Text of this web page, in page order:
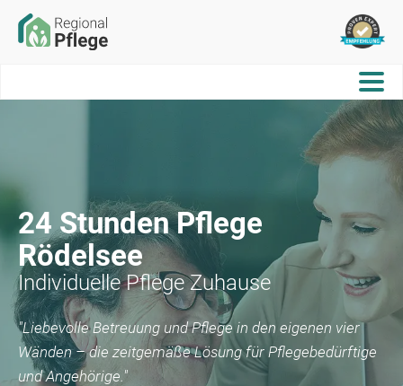
24 Stunden Pflege
Rödelsee
Individuelle Pflege Zuhause
"Liebevolle Betreuung und Pflege in den eigenen vier
Wänden – die zeitgemäße Lösung für Pflegebedürftige
und Angehörige."